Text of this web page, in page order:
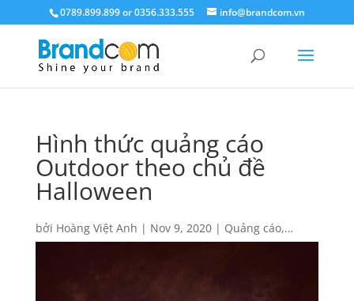
0789.899.899 or 0356.333.555 info@brandcom.vn
Hình thức quảng cáo
Outdoor theo chủ đề
Halloween
bởi Hoàng Việt Anh | Nov 9, 2020| Quảng cáo,
Quảng cáo Outdoor